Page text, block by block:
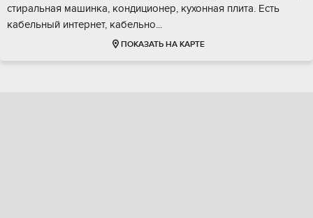
стиральная машинка, кондиционер, кухонная плита. Есть
кабельный интернет, кабельно...
ПОКАЗАТЬ НА КАРТЕ